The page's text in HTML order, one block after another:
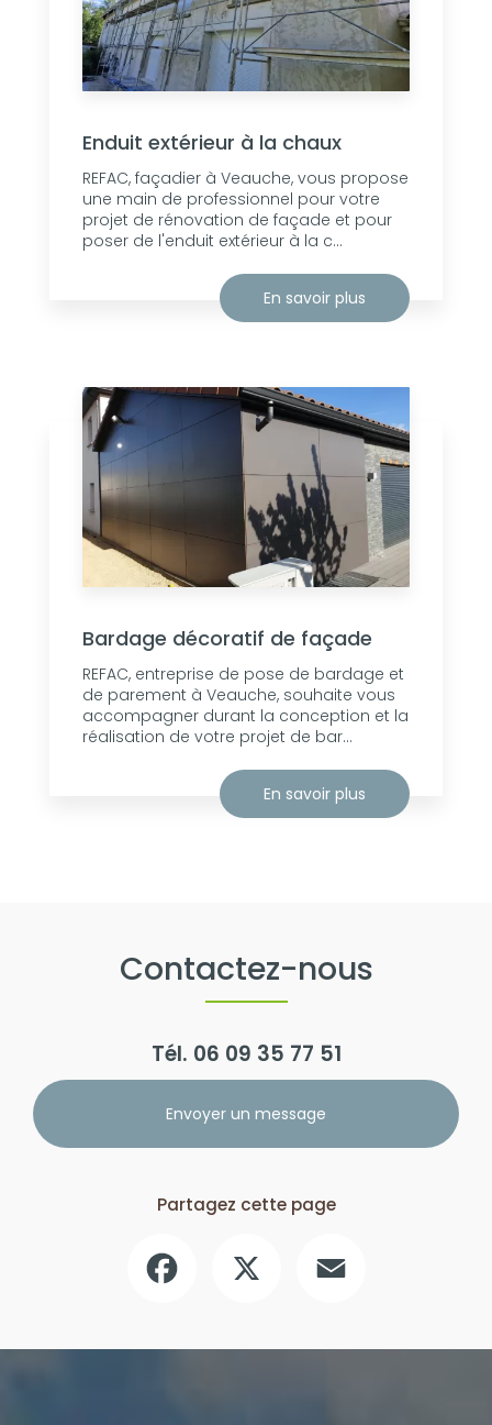
Enduit extérieur à la chaux
REFAC, façadier à Veauche, vous propose
une main de professionnel pour votre
projet de rénovation de façade et pour
poser de l'enduit extérieur à la c...
En savoir plus
Bardage décoratif de façade
REFAC, entreprise de pose de bardage et
de parement à Veauche, souhaite vous
accompagner durant la conception et la
réalisation de votre projet de bar...
En savoir plus
Contactez-nous
Tél. 06 09 35 77 51
Envoyer un message
Partagez cette page